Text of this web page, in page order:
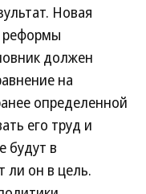
Новая
реформы
должен
на
определенной
его труд и
будут в
ли он в цель.